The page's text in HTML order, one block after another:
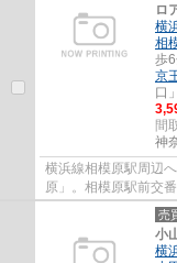
ロ
横
相
歩
京
口
間
神
横浜線相模原駅周辺
原」。相模原駅前交
に、イオンフードス
売
小
横